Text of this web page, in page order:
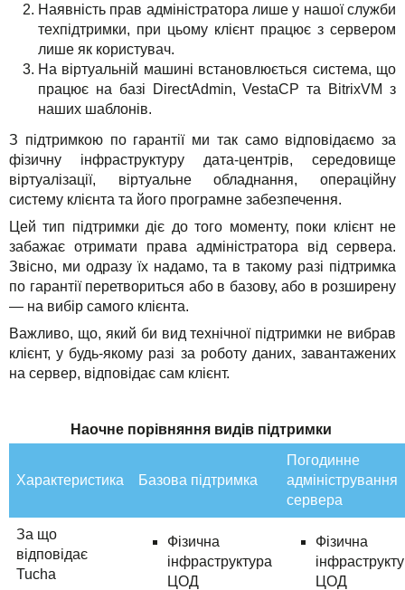
Наявність прав адміністратора лише у нашої служби
техпідтримки, при цьому клієнт працює з сервером
лише як користувач.
На віртуальній машині встановлюється система, що
працює на базі DirectAdmin, VestaCP та BitrixVM з
наших шаблонів.
З підтримкою по гарантії ми так само відповідаємо за
фізичну інфраструктуру дата-центрів, середовище
віртуалізації, віртуальне обладнання, операційну
систему клієнта та його програмне забезпечення.
Цей тип підтримки діє до того моменту, поки клієнт не
забажає отримати права адміністратора від сервера.
Звісно, ми одразу їх надамо, та в такому разі підтримка
по гарантії перетвориться або в базову, або в розширену
— на вибір самого клієнта.
Важливо, що, який би вид технічної підтримки не вибрав
клієнт, у будь-якому разі за роботу даних, завантажених
на сервер, відповідає сам клієнт.
Наочне порівняння видів підтримки
Характеристика Базова підтримка
Погодинне
адміністрування
сервера
За що
відповідає
Tucha
Фізична
інфраструктура
ЦОД
Фізична
ЦОД